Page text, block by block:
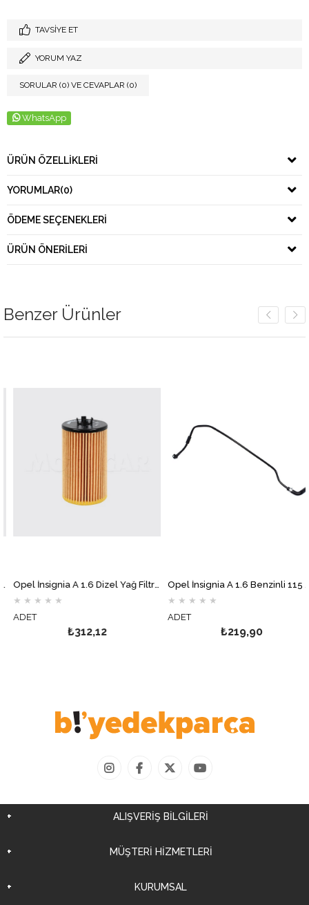
TAVSIYE ET
YORUM YAZ
SORULAR (0) VE CEVAPLAR (0)
WhatsApp
ÜRÜN ÖZELLIKLERI
YORUMLAR(0)
ÖDEME SEÇENEKLERI
ÜRÜN ÖNERILERI
Benzer Ürünler
Opel İnsignia A 1.6 Dizel Yağ Filtresi MOTOCAR
★ ★ ★ ★ ★
ADET
₺312,12
Opel İnsignia A 1.6 Benzinli 115 BG Gaz Kelebek Hortumu
★ ★ ★ ★ ★
ADET
₺219,90
ALIŞVERİŞ BİLGİLERİ
MÜŞTERİ HİZMETLERİ
KURUMSAL